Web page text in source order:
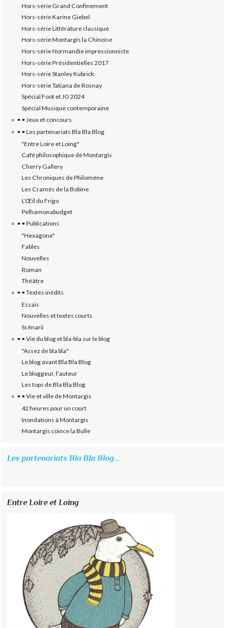
Hors-série Grand Confinement
Hors-série Karine Giebel
Hors-série Littérature classique
Hors-série Montargis la Chinoise
Hors-série Normandie impressionniste
Hors-série Présidentielles 2017
Hors-série Stanley Kubrick
Hors-série Tatiana de Rosnay
Spécial Foot et JO 2024
Spécial Musique contemporaine
• • Jeux et concours
• • Les partenariats Bla Bla Blog
"Entre Loire et Loing"
Café philosophique de Montargis
Cherry Gallery
Les Chroniques de Philomène
Les Cramés de la Bobine
L’‎Œil du Frigo
Pelhamonabudget
• • Publications
"Hexagone"
Fables
Nouvelles
Roman
Théâtre
• • Textes inédits
Essais
Nouvelles et textes courts
Scénarii
• • Vie du blog et bla-bla sur le blog
"Assez de bla bla"
Le blog avant Bla Bla Blog
Le bloggeur, l'auteur
Les tops de Bla Bla Blog
• • Vie et ville de Montargis
42 heures pour un court
Inondations à Montargis
Montargis coince la Bulle
Les partenariats Bla Bla Blog...
Entre Loire et Loing